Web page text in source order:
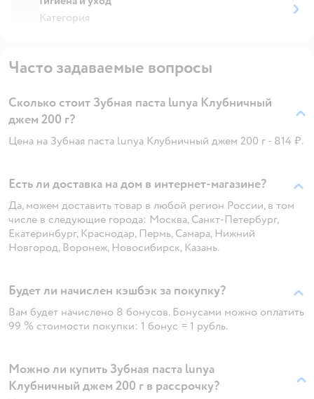
Категория
Часто задаваемые вопросы
Сколько стоит Зубная паста lunya Клубничный
джем 200 г?
Цена на Зубная паста lunya Клубничный джем 200 г - 814 ₽.
Есть ли доставка на дом в интернет-магазине?
Да, можем доставить товар в любой регион России, в том
числе в следующие города: Москва, Санкт-Петербург,
Екатеринбург, Краснодар, Пермь, Самара, Нижний
Новгород, Воронеж, Новосибирск, Казань.
Будет ли начислен кэшбэк за покупку?
Вам будет начислено 8 бонусов. Бонусами можно оплатить
99 % стоимости покупки: 1 бонус = 1 рубль.
Можно ли купить Зубная паста lunya
Клубничный джем 200 г в рассрочку?